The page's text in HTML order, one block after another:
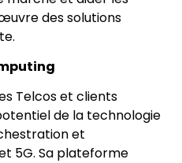
des solutions
Telcos et clients
de la technologie
et
5G. Sa plateforme